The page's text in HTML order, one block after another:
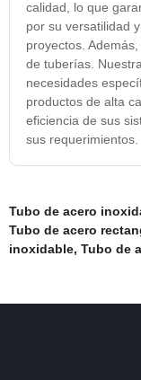
calidad, lo que
por su versatilidad
proyectos.
de tuberías.
necesidades
productos de alta
eficiencia de sus
sus requerimientos.
Tubo de acero
Tubo de acero
inoxidable, Tubo de